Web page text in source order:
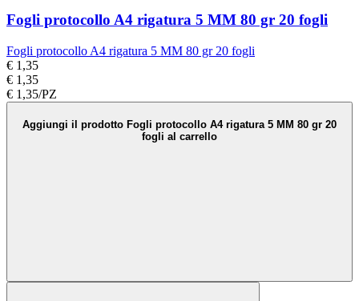
Fogli protocollo A4 rigatura 5 MM 80 gr 20 fogli
Fogli protocollo A4 rigatura 5 MM 80 gr 20 fogli
€ 1,35
€ 1,35
€ 1,35/PZ
Aggiungi il prodotto Fogli protocollo A4 rigatura 5 MM 80 gr 20
fogli al carrello